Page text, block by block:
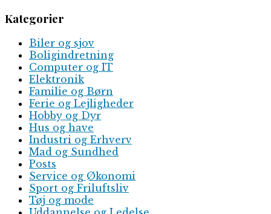
Kategorier
Biler og sjov
Boligindretning
Computer og IT
Elektronik
Familie og Børn
Ferie og Lejligheder
Hobby og Dyr
Hus og have
Industri og Erhverv
Mad og Sundhed
Posts
Service og Økonomi
Sport og Friluftsliv
Tøj og mode